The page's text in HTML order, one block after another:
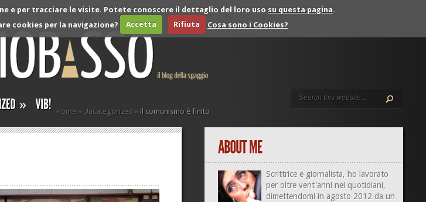
e per tracciare le visite. Potete conoscere il dettaglio del loro uso su questa pagina.
cookies per la navigazione?
Accetta Rifiuta Cosa sono i Cookies?
» Home » Uncategorized » il comunismo è finito
Scrittrice e giornalista, ho lavorato
per oltre vent'anni nei quotidiani,
dimettendomi in agosto 2012 da un